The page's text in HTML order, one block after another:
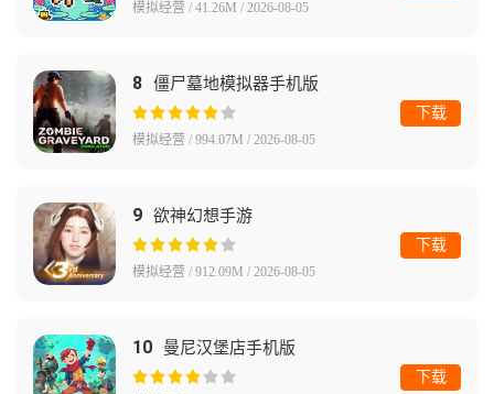
模拟经营 / 41.26M / 2026-08-05
8 僵尸墓地模拟器手机版
模拟经营 / 994.07M / 2026-08-05
下载
9 欲神幻想手游
模拟经营 / 912.09M / 2026-08-05
下载
10 曼尼汉堡店手机版
下载